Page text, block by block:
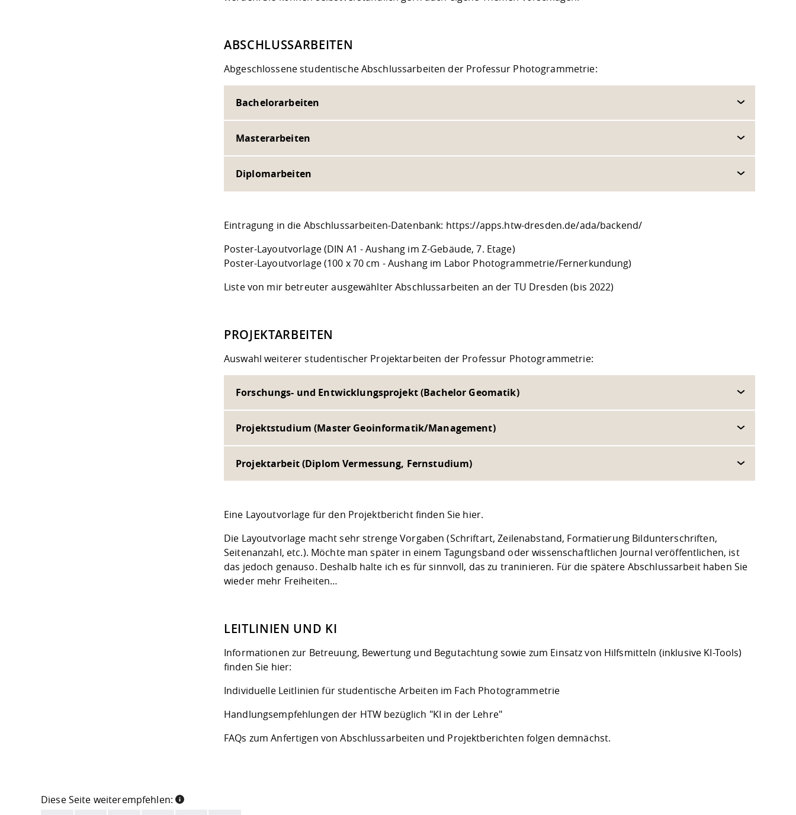
ABSCHLUSSARBEITEN
Abgeschlossene studentische Abschlussarbeiten der Professur Photogrammetrie:
Bachelorarbeiten
Masterarbeiten
Diplomarbeiten
Eintragung in die Abschlussarbeiten-Datenbank: https://apps.htw-dresden.de/ada/backend/
Poster-Layoutvorlage (DIN A1 - Aushang im Z-Gebäude, 7. Etage)
Poster-Layoutvorlage (100 x 70 cm - Aushang im Labor Photogrammetrie/Fernerkundung)
Liste von mir betreuter ausgewählter Abschlussarbeiten an der TU Dresden (bis 2022)
PROJEKTARBEITEN
Auswahl weiterer studentischer Projektarbeiten der Professur Photogrammetrie:
Forschungs- und Entwicklungsprojekt (Bachelor Geomatik)
Projektstudium (Master Geoinformatik/Management)
Projektarbeit (Diplom Vermessung, Fernstudium)
Eine Layoutvorlage für den Projektbericht finden Sie hier.
Die Layoutvorlage macht sehr strenge Vorgaben (Schriftart, Zeilenabstand, Formatierung Bildunterschriften,
Seitenanzahl, etc.). Möchte man später in einem Tagungsband oder wissenschaftlichen Journal veröffentlichen, ist
das jedoch genauso. Deshalb halte ich es für sinnvoll, das zu traninieren. Für die spätere Abschlussarbeit haben Sie
wieder mehr Freiheiten…
LEITLINIEN UND KI
Informationen zur Betreuung, Bewertung und Begutachtung sowie zum Einsatz von Hilfsmitteln (inklusive KI-Tools)
finden Sie hier:
Individuelle Leitlinien für studentische Arbeiten im Fach Photogrammetrie
Handlungsempfehlungen der HTW bezüglich "KI in der Lehre"
FAQs zum Anfertigen von Abschlussarbeiten und Projektberichten folgen demnächst.
Diese Seite weiterempfehlen: